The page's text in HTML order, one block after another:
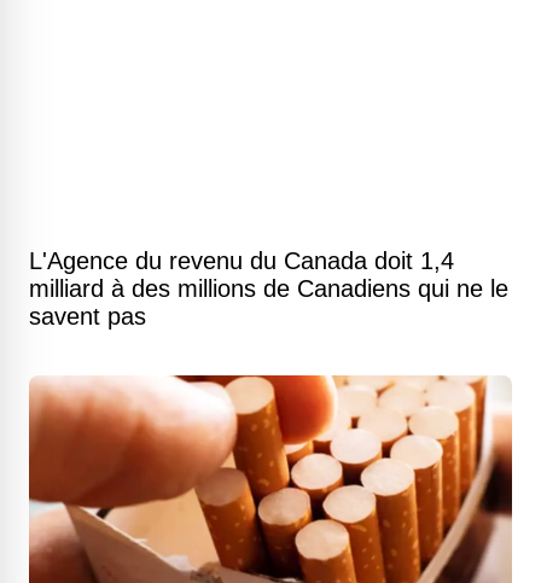
L'Agence du revenu du Canada doit 1,4
milliard à des millions de Canadiens qui ne le
savent pas